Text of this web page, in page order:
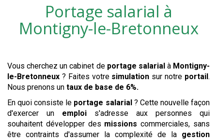
Portage salarial à
Montigny-le-Bretonneux
Vous cherchez un cabinet de portage salarialà Montigny-
le-Bretonneux ? Faites votre simulation sur notre portail.
Nous prenons un taux de base de 6%.
En quoi consiste le portage salarial? Cette nouvelle façon
d'exercer un emploi s'adresse aux personnes qui
souhaitent développer des missions commerciales, sans
être contraints d'assumer la complexité de la gestion